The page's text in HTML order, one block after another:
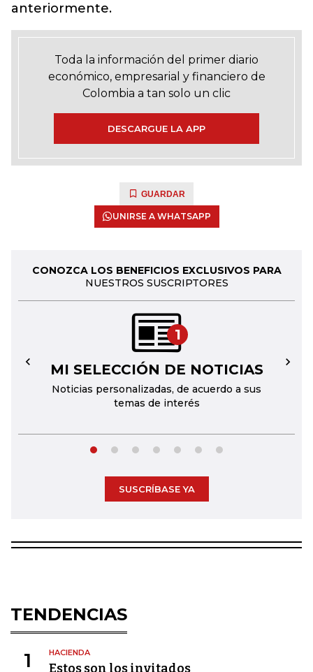
anteriormente.
Toda la información del primer diario
económico, empresarial y financiero de
Colombia a tan solo un clic
DESCARGUE LA APP
GUARDAR
UNIRSE A WHATSAPP
CONOZCA LOS BENEFICIOS EXCLUSIVOS PARA
NUESTROS SUSCRIPTORES
1
MI SELECCIÓN DE NOTICIAS
Noticias personalizadas, de acuerdo a sus
temas de interés
← →
SUSCRÍBASE YA
TENDENCIAS
1 HACIENDA
Estos son los invitados